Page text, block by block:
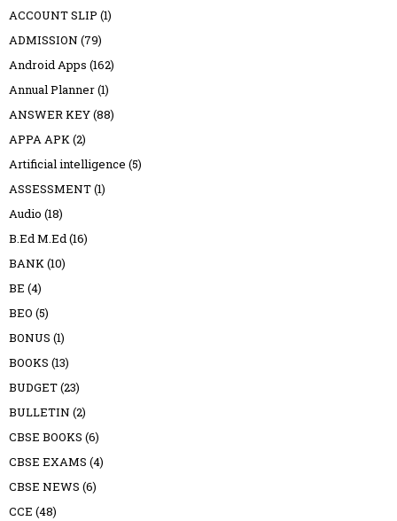
ACCOUNT SLIP (1)
ADMISSION (79)
Android Apps (162)
Annual Planner(1)
ANSWER KEY(88)
APPA APK(2)
Artificial intelligence (5)
ASSESSMENT(1)
Audio (18)
B.Ed M.Ed(16)
BANK(10)
BE (4)
BEO (5)
BONUS (1)
BOOKS (13)
BUDGET(23)
BULLETIN (2)
CBSE BOOKS (6)
CBSE EXAMS (4)
CBSE NEWS (6)
CCE (48)